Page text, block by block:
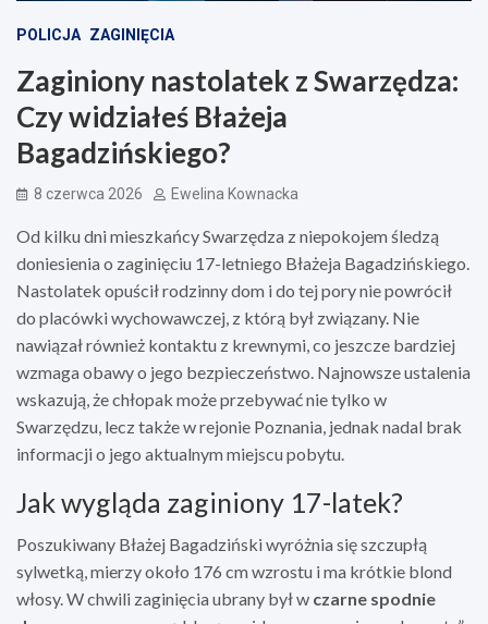
POLICJA ZAGINIĘCIA
Zaginiony nastolatek z Swarzędza:
Czy widziałeś Błażeja
Bagadzińskiego?
8 czerwca 2026 Ewelina Kownacka
Od kilku dni mieszkańcy Swarzędza z niepokojem śledzą
doniesienia o zaginięciu 17-letniego Błażeja Bagadzińskiego.
Nastolatek opuścił rodzinny dom i do tej pory nie powrócił
do placówki wychowawczej, z którą był związany. Nie
nawiązał również kontaktu z krewnymi, co jeszcze bardziej
wzmaga obawy o jego bezpieczeństwo. Najnowsze ustalenia
wskazują, że chłopak może przebywać nie tylko w
Swarzędzu, lecz także w rejonie Poznania, jednak nadal brak
informacji o jego aktualnym miejscu pobytu.
Jak wygląda zaginiony 17-latek?
Poszukiwany Błażej Bagadziński wyróżnia się szczupłą
sylwetką, mierzy około 176 cm wzrostu i ma krótkie blond
włosy. W chwili zaginięcia ubrany był w czarne spodnie